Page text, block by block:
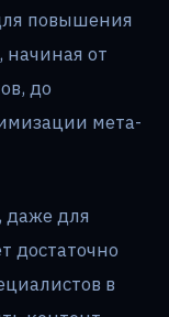
повышения
от
до
мета-
даже для
достаточно
в